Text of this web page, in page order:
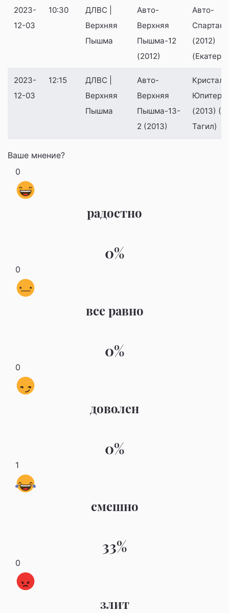
2023-
12-03
10:30
ДЛВС |
Верхняя
Пышма
Авто-
Верхняя
Пышма-12
(2012)
Авто-
(2012)
2023-
12-03
12:15
ДЛВС |
Верхняя
Пышма
Авто-
Верхняя
Пышма-13-
2 (2013)
Юпитер-
(2013)
Тагил)
Ваше мнение?
0
радостно
0%
0
все равно
0%
0
доволен
0%
1
смешно
33%
0
злит